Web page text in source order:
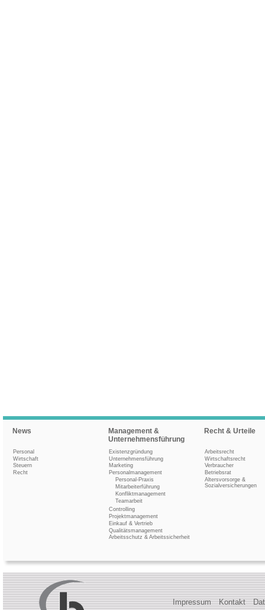
News
Personal
Wirtschaft
Steuern
Recht
Management &
Unternehmensführung
Existenzgründung
Unternehmensführung
Marketing
Personalmanagement
Personal-Praxis
Mitarbeiterführung
Konfliktmanagement
Teamarbeit
Controlling
Projektmanagement
Einkauf & Vertrieb
Qualitätsmanagement
Arbeitsschutz & Arbeitssicherheit
Recht & Urteile
Arbeitsrecht
Wirtschaftsrecht
Verbraucher
Betriebsrat
Altersvorsorge &
Sozialversicherungen
Impressum Kontakt